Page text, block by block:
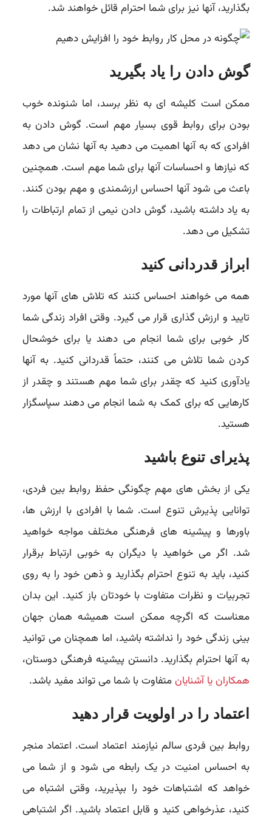
بگذارید، آنها نیز برای شما احترام قائل خواهند شد.
گوش دادن را یاد بگیرید
ممکن است کلیشه ای به نظر برسد، اما شنونده خوب
بودن برای روابط قوی بسیار مهم است. گوش دادن به
افرادی که به آنها اهمیت می دهید به آنها نشان می دهد
که نیازها و احساسات آنها برای شما مهم است. همچنین
باعث می شود آنها احساس ارزشمندی و مهم بودن کنند.
به یاد داشته باشید، گوش دادن نیمی از تمام ارتباطات را
تشکیل می دهد.
ابراز قدردانی کنید
همه می خواهند احساس کنند که تلاش های آنها مورد
تایید و ارزش گذاری قرار می گیرد. وقتی افراد زندگی شما
کار خوبی برای شما انجام می دهند یا برای خوشحال
کردن شما تلاش می کنند، حتماً قدردانی کنید. به آنها
یادآوری کنید که چقدر برای شما مهم هستند و چقدر از
کارهایی که برای کمک به شما انجام می دهند سپاسگزار
هستید.
پذیرای تنوع باشید
یکی از بخش های مهم چگونگی حفظ روابط بین فردی،
توانایی پذیرش تنوع است. شما با افرادی با ارزش ها،
باورها و پیشینه های فرهنگی مختلف مواجه خواهید
شد. اگر می خواهید با دیگران به خوبی ارتباط برقرار
کنید، باید به تنوع احترام بگذارید و ذهن خود را به روی
تجربیات و نظرات متفاوت با خودتان باز کنید. این بدان
معناست که اگرچه ممکن است همیشه همان جهان
بینی زندگی خود را نداشته باشید، اما همچنان می توانید
به آنها احترام بگذارید. دانستن پیشینه فرهنگی دوستان،
همکاران یا آشنایانمتفاوت با شما می تواند مفید باشد.
اعتماد را در اولویت قرار دهید
روابط بین فردی سالم نیازمند اعتماد است. اعتماد منجر
به احساس امنیت در یک رابطه می شود و از شما می
خواهد که اشتباهات خود را بپذیرید، وقتی اشتباه می
کنید، عذرخواهی کنید و قابل اعتماد باشید. اگر اشتباهی